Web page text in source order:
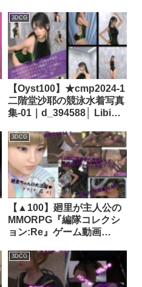
沙耶までもが盗撮師の餌食
になり、友梨の知人の男子
生徒がその沙耶のパンチラ
盗撮動画でヌきまくったと
いうことを聞いた件）｜
d_701390
3DCG
【Oyst100】★cmp2024-1
二階堂沙耶の競泳水着写真
集-01｜d_394588│ Libido-
3DCG
【▲100】廻里が主人公の
MMORPG『編隊コレクシ
ョン:Re』ゲーム動画
るレ○プ被害に遭ってしま
う:正常位でおっぱい丸出
し2！！）｜d_713336
3DCG